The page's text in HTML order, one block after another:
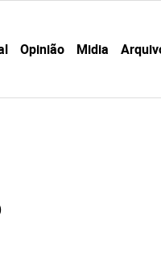
Opinião Midia